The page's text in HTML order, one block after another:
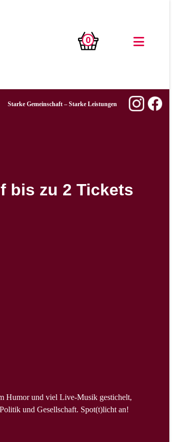
0
Starke Gemeinschaft – Starke Leistungen
bis zu 2 Tickets
Humor und viel Live-Musik gestichelt,
und Gesellschaft. Spot(t)licht an!